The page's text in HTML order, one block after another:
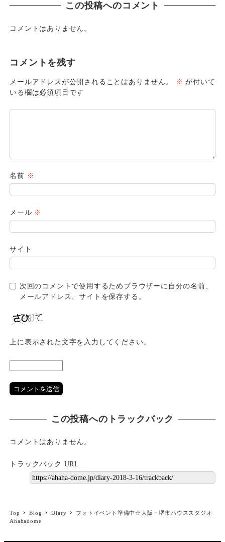
この投稿へのコメント
コメントはありません。
コメントを残す
メールアドレスが公開されることはありません。 ※ が付いて
いる欄は必須項目です
名前 ※
メール ※
サイト
次回のコメントで使用するためブラウザーに自分の名前、
メールアドレス、サイトを保存する。
上に表示された文字を入力してください。
この投稿へのトラックバック
コメントはありません。
トラックバック URL
Top Blog Diary
フォトイベント準備中☆大阪・堺市ハウススタジオ
Ahahadome